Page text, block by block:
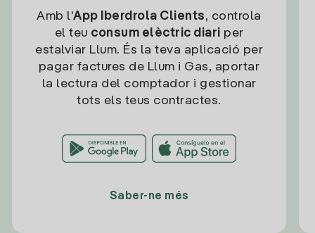
Amb l'App Iberdrola Clients, controla
el teu consum elèctric diari per
estalviar Llum. És la teva aplicació per
pagar factures de Llum i Gas, aportar
la lectura del comptador i gestionar
tots els teus contractes.
Saber-ne més